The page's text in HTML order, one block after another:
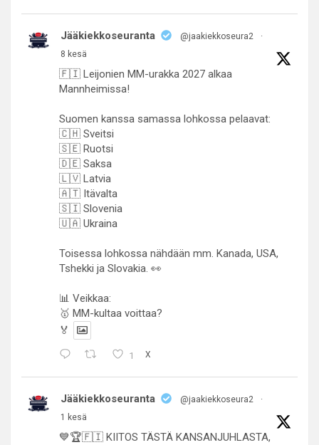
Jääkiekkoseuranta @jaakiekkoseura2
·
8 kesä
🇫🇮 Leijonien MM-urakka 2027 alkaa
Mannheimissa!
Suomen kanssa samassa lohkossa pelaavat:
🇨🇭 Sveitsi
🇸🇪 Ruotsi
🇩🇪 Saksa
🇱🇻 Latvia
🇦🇹 Itävalta
🇸🇮 Slovenia
🇺🇦 Ukraina
Toisessa lohkossa nähdään mm. Kanada, USA,
Tshekki ja Slovakia. 👀
📊 Veikkaa:
🥇 MM-kultaa voittaa?
🏅
1 X
Jääkiekkoseuranta @jaakiekkoseura2
·
1 kesä
💙🏆🇫🇮 KIITOS TÄSTÄ KANSANJUHLASTA,